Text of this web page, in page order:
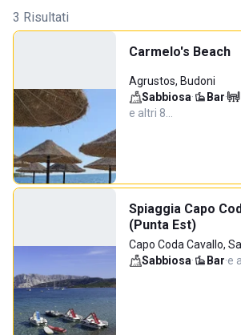
3 Risultati
Carmelo's Beach
Agrustos, Budoni
Sabbiosa· Bar·
e altri 8…
Spiaggia Capo
(Punta Est)
Capo Coda Cavallo,
Sabbiosa· Bar·e